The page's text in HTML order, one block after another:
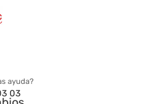
ayuda?
03